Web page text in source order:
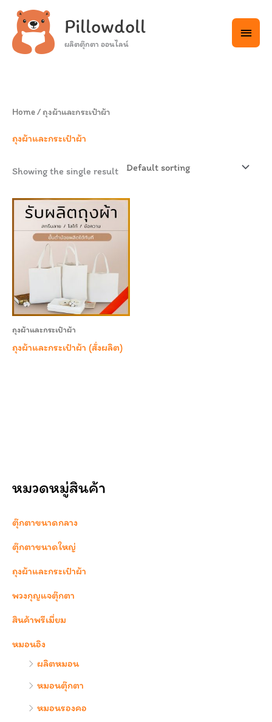
content
Pillowdoll
ผลิตตุ๊กตา ออนไลน์
Menu
หมวดหมู่สินค้า
ตุ๊กตาขนาดกลาง
ตุ๊กตาขนาดใหญ่
ถุงผ้าและกระเป๋าผ้า
พวงกุญแจตุ๊กตา
สินค้าพรีเมี่ยม
หมอนอิง
ผลิตหมอน
หมอนตุ๊กตา
หมอนรองคอ
Home/ ถุงผ้าและกระเป๋าผ้า
ถุงผ้าและกระเป๋าผ้า
Showing the single result
ถุงผ้าและกระเป๋าผ้า
ถุงผ้าและกระเป๋าผ้า (สั่งผลิต)